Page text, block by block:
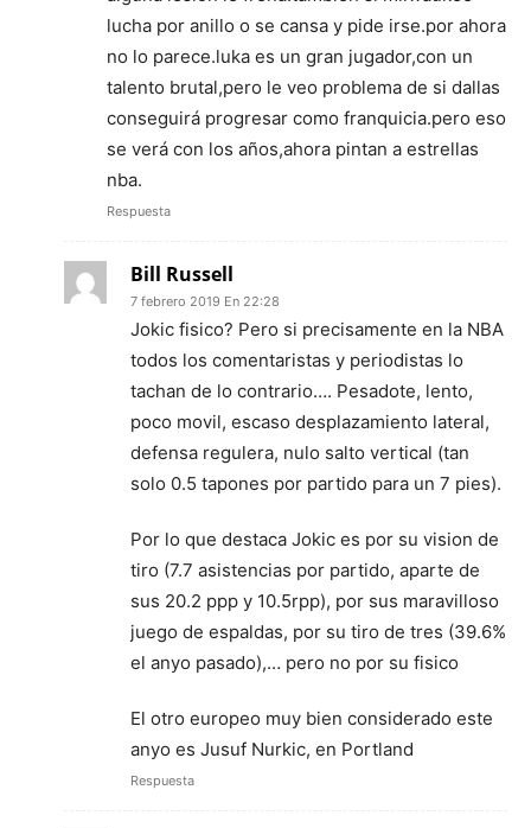
lucha por anillo o se cansa y pide irse.por ahora
no lo parece.luka es un gran jugador,con un
talento brutal,pero le veo problema de si dallas
conseguirá progresar como franquicia.pero eso
se verá con los años,ahora pintan a estrellas
nba.
Respuesta
Bill Russell
7 febrero 2019 En 22:28
Jokic fisico? Pero si precisamente en la NBA
todos los comentaristas y periodistas lo
tachan de lo contrario…. Pesadote, lento,
poco movil, escaso desplazamiento lateral,
defensa regulera, nulo salto vertical (tan
solo 0.5 tapones por partido para un 7 pies).
Por lo que destaca Jokic es por su vision de
tiro (7.7 asistencias por partido, aparte de
sus 20.2 ppp y 10.5rpp), por sus maravilloso
juego de espaldas, por su tiro de tres (39.6%
el anyo pasado),… pero no por su fisico
El otro europeo muy bien considerado este
anyo es Jusuf Nurkic, en Portland
Respuesta